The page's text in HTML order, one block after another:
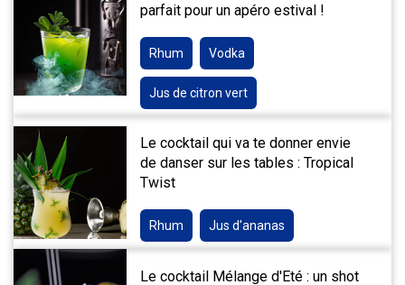
parfait pour un apéro estival !
Rhum Vodka
Jus de citron vert
Le cocktail qui va te donner envie
de danser sur les tables : Tropical
Twist
Rhum Jus d'ananas
Le cocktail Mélange d'Eté : un shot